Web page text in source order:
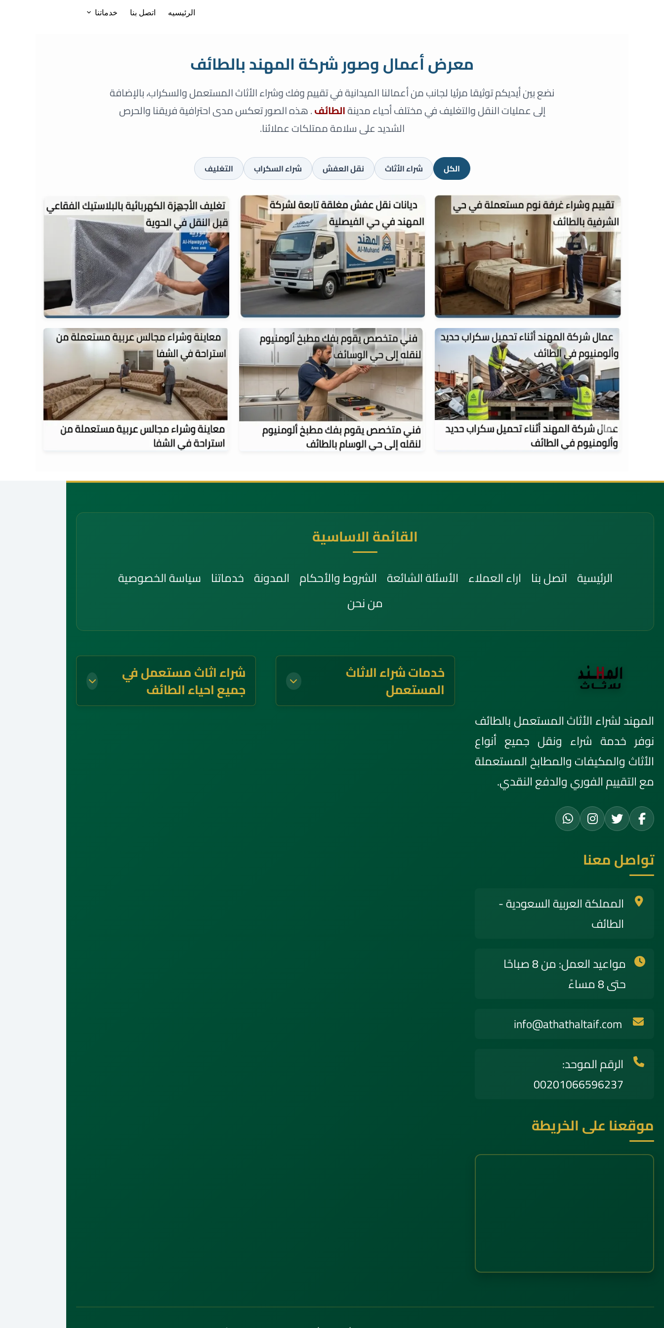
الرئيسيه اتصل بنا خدماتنا
معرض أعمال وصور شركة المهند بالطائف
نضع بين أيديكم توثيقا مرئيا لجانب من أعمالنا الميدانية في تقييم وفك وشراء الأثاث المستعمل والسكراب، بالإضافة
إلى عمليات النقل والتغليف في مختلف أحياء مدينةالطائف. هذه الصور تعكس مدى احترافية فريقنا والحرص
الشديد على سلامة ممتلكات عملائنا.
الكل شراء الأثاث نقل العفش شراء السكراب التغليف
شراء غرف نوم سيارات النقل المجهزة احترافية التغليف
القائمة الاساسية
الرئيسية اتصل بنا اراء العملاء الأسئلة الشائعة الشروط والأحكام المدونة خدماتنا سياسة الخصوصية
من نحن
المهند لشراء الأثاث المستعمل بالطائف
نوفر خدمة شراء ونقل جميع أنواع
الأثاث والمكيفات والمطابخ المستعملة
مع التقييم الفوري والدفع النقدي.
خدمات شراء الاثاث
المستعمل
شراء اثاث مستعمل في
جميع احياء الطائف
تواصل معنا
المملكة العربية السعودية -
الطائف
مواعيد العمل: من 8 صباحًا
حتى 8 مساءً
info@athathaltaif.com
الرقم الموحد:
00201066596237
موقعنا على الخريطة